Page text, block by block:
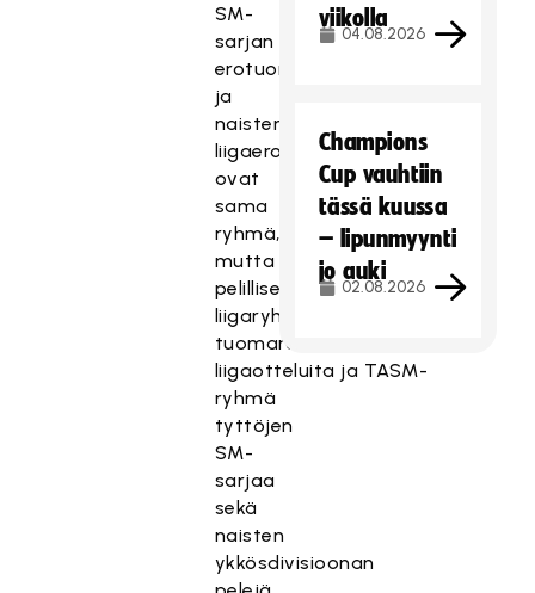
SM-
sarjan
erotuomariryhmä
ja
naisten
liigaerotuomarit
ovat
sama
ryhmä,
mutta
pelillisesti
liigaryhmä
tuomaroi
liigaotteluita ja TASM-
ryhmä
tyttöjen
SM-
sarjaa
sekä
naisten
ykkösdivisioonan
viikolla
04.08.2026
Champions
Cup vauhtiin
tässä kuussa
– lipunmyynti
jo auki
02.08.2026